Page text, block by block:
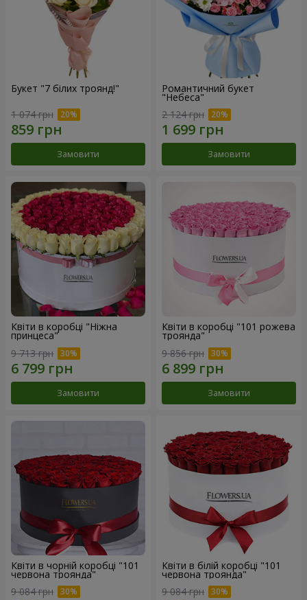
Букет "7 білих троянд!"
1 074 грн
Замовити
Романтичний букет
"Небеса"
2 124 грн
Замовити
Квіти в коробці "Ніжна
принцеса"
9 713 грн
Замовити
Квіти в коробці "101 рожева
троянда"
9 856 грн
Замовити
Квіти в чорній коробці "101
червона троянда"
9 084 грн
Квіти в білій коробці "101
червона троянда"
9 084 грн